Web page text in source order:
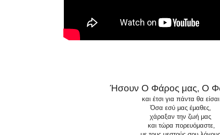
Ήσουν Ο Φάρος μας, Ο
και έτσι για πάντα θα
Όσα εσύ μας έμαθες,
χάραξαν την ζωή μας
και τώρα πορευόμαστε,